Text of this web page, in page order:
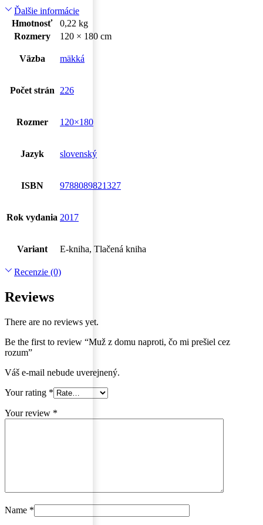
Ďalšie informácie
Hmotnosť
0,22 kg
Rozmery
120 × 180 cm
Väzba mäkká
Počet strán 226
Rozmer 120×180
Jazyk slovenský
ISBN 9788089821327
Rok vydania 2017
Variant E-kniha, Tlačená kniha
Recenzie (0)
Reviews
There are no reviews yet.
Be the first to review “Muž z domu naproti, čo mi prešiel cez
rozum”
Váš e-mail nebude uverejnený.
Your rating *
Your review *
Name *